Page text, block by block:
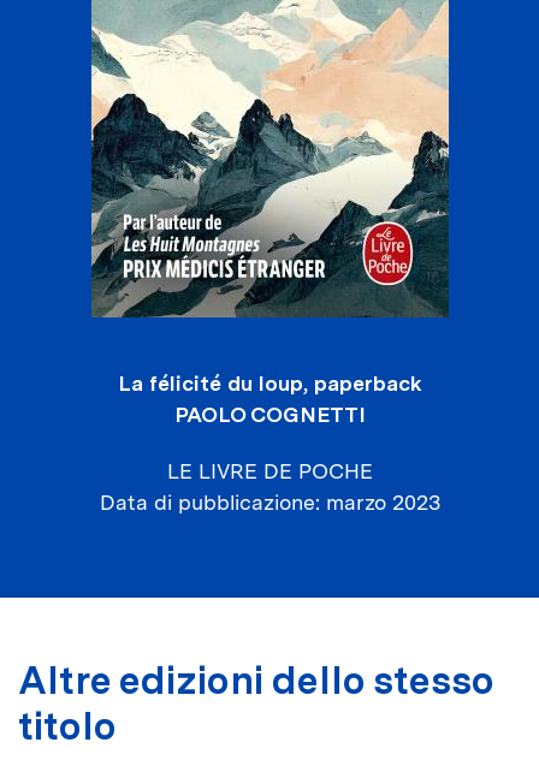
La félicité du loup, paperback
PAOLO COGNETTI
LE LIVRE DE POCHE
Data di pubblicazione marzo 2023
Altre edizioni dello stesso
titolo